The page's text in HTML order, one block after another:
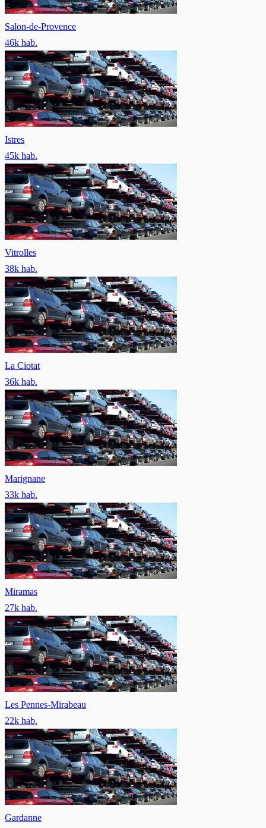
Salon-de-Provence
46k hab.
Istres
45k hab.
Vitrolles
38k hab.
La Ciotat
36k hab.
Marignane
33k hab.
Miramas
27k hab.
Les Pennes-Mirabeau
22k hab.
Gardanne